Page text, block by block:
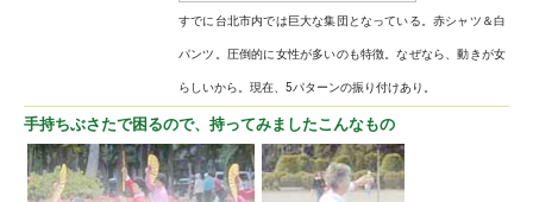
すでに台北市内では巨大な集団となっている。赤シャツ＆白
パンツ。圧倒的に女性が多いのも特徴。なぜなら、動きが女
らしいから。現在、5パターンの振り付けあり。
手持ちぶさたで困るので、持ってみましたこんなもの